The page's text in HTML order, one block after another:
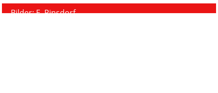
Bilder: E. Pinsdorf